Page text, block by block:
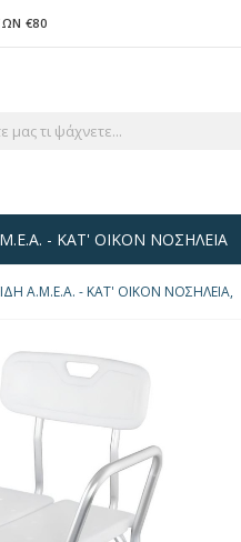
€80
- ΚΑΤ' ΟΙΚΟΝ ΝΟΣΗΛΕΙΑ
Α.Μ.Ε.Α. - ΚΑΤ' ΟΙΚΟΝ ΝΟΣΗΛΕΙΑ,